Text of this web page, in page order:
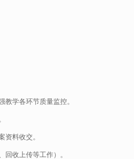
学各环节质量监控。
资料收交。
收上传等工作）。